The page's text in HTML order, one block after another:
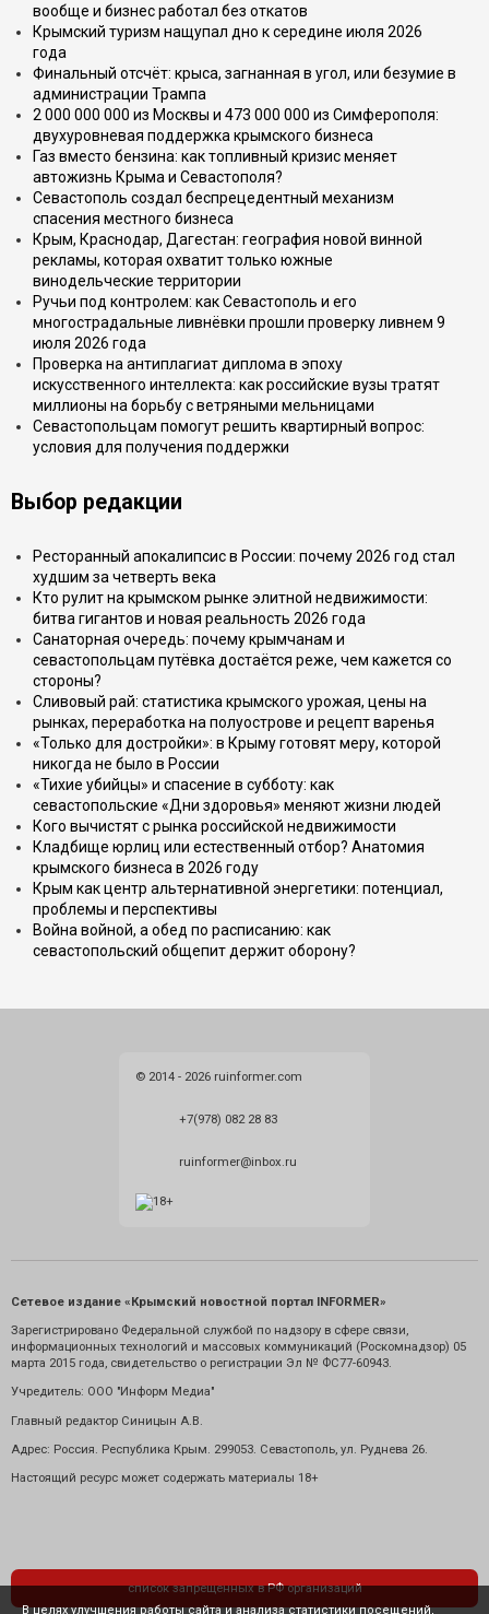
вообще и бизнес работал без откатов
Крымский туризм нащупал дно к середине июля 2026
года
Финальный отсчёт: крыса, загнанная в угол, или безумие в
администрации Трампа
2 000 000 000 из Москвы и 473 000 000 из Симферополя:
двухуровневая поддержка крымского бизнеса
Газ вместо бензина: как топливный кризис меняет
автожизнь Крыма и Севастополя?
Севастополь создал беспрецедентный механизм
спасения местного бизнеса
Крым, Краснодар, Дагестан: география новой винной
рекламы, которая охватит только южные
винодельческие территории
Ручьи под контролем: как Севастополь и его
многострадальные ливнёвки прошли проверку ливнем 9
июля 2026 года
Проверка на антиплагиат диплома в эпоху
искусственного интеллекта: как российские вузы тратят
миллионы на борьбу с ветряными мельницами
Севастопольцам помогут решить квартирный вопрос:
условия для получения поддержки
Выбор редакции
Ресторанный апокалипсис в России: почему 2026 год стал
худшим за четверть века
Кто рулит на крымском рынке элитной недвижимости:
битва гигантов и новая реальность 2026 года
Санаторная очередь: почему крымчанам и
севастопольцам путёвка достаётся реже, чем кажется со
стороны?
Сливовый рай: статистика крымского урожая, цены на
рынках, переработка на полуострове и рецепт варенья
«Только для достройки»: в Крыму готовят меру, которой
никогда не было в России
«Тихие убийцы» и спасение в субботу: как
севастопольские «Дни здоровья» меняют жизни людей
Кого вычистят с рынка российской недвижимости
Кладбище юрлиц или естественный отбор? Анатомия
крымского бизнеса в 2026 году
Крым как центр альтернативной энергетики: потенциал,
проблемы и перспективы
Война войной, а обед по расписанию: как
севастопольский общепит держит оборону?
© 2014 - 2026 ruinformer.com
+7(978) 082 28 83
ruinformer@inbox.ru
Сетевое издание «Крымский новостной портал INFORMER»
Зарегистрировано Федеральной службой по надзору в сфере связи,
информационных технологий и массовых коммуникаций (Роскомнадзор) 05
марта 2015 года, свидетельство о регистрации Эл № ФС77-60943.
Учредитель: ООО "Информ Медиа"
Главный редактор Синицын А.В.
Адрес: Россия. Республика Крым. 299053. Севастополь, ул. Руднева 26.
Настоящий ресурс может содержать материалы 18+
список запрещенных в РФ организаций
В целях улучшения работы сайта и анализа статистики посещений,